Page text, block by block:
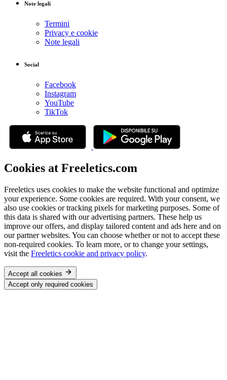
Note legali
Termini
Privacy e cookie
Note legali
Social
Facebook
Instagram
YouTube
TikTok
Cookies at Freeletics.com
Freeletics uses cookies to make the website functional and optimize
your experience. Some cookies are required. With your consent, we
also use cookies or tracking pixels for marketing purposes. Some of
this data is shared with our advertising partners. These help us
improve our offers, and display tailored content and ads here and on
our partner websites. You can choose whether or not to accept these
non-required cookies. To learn more, or to change your settings,
visit the Freeletics cookie and privacy policy.
Accept all cookies
Accept only required cookies